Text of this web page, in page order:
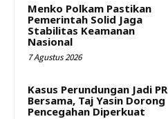
Menko Polkam Pastikan
Pemerintah Solid Jaga
Stabilitas Keamanan
Nasional
7 Agustus 2026
Kasus Perundungan Jadi PR
Bersama, Taj Yasin Dorong
Pencegahan Diperkuat